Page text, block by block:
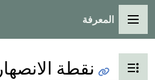
القائمة الرئيسية
المعرفة
تبديل عرض جدول المحتويات
نقطة الانصهار